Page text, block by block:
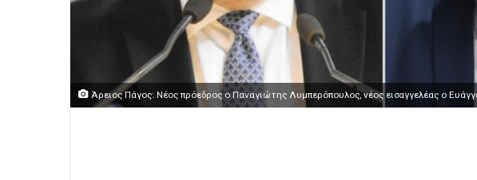
Άρειος Πάγος: Νέος πρόεδρος ο Παναγιώτης Λυμπερόπουλος, νέος εισαγγελέας ο